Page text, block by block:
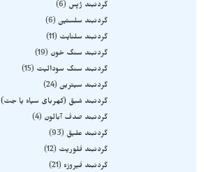
گردنبند ژپس
6
گردنبند سلستین 6
گردنبند سلنایت
11
گردنبند سنگ خون
19
گردنبند سنگ سودالیت
15
گردنبند سیترین 24
گردنبند شبق (کهربای سیاه یا جت)
گردنبند صدف آبالون
4
گردنبند عقیق
93
گردنبند فلوریت
12
گردنبند فیروزه
21